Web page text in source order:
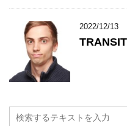
2022/12/13